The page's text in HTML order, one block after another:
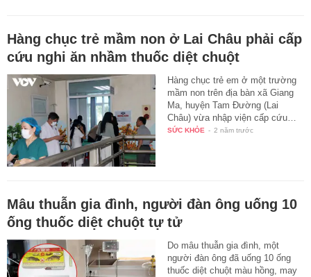
Hàng chục trẻ mầm non ở Lai Châu phải cấp
cứu nghi ăn nhầm thuốc diệt chuột
Hàng chục trẻ em ở một trường
mầm non trên địa bàn xã Giang
Ma, huyện Tam Đường (Lai
Châu) vừa nhập viện cấp cứu…
SỨC KHỎE - 2 năm trước
Mâu thuẫn gia đình, người đàn ông uống 10
ống thuốc diệt chuột tự tử
Do mâu thuẫn gia đình, một
người đàn ông đã uống 10 ống
thuốc diệt chuột màu hồng, may